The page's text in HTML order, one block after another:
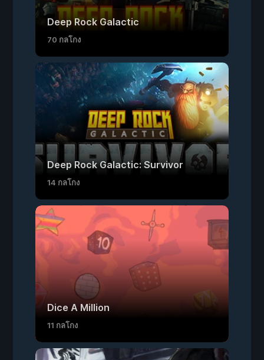
Deep Rock Galactic
70 กลโกง
Deep Rock Galactic: Survivor
14 กลโกง
Dice A Million
11 กลโกง